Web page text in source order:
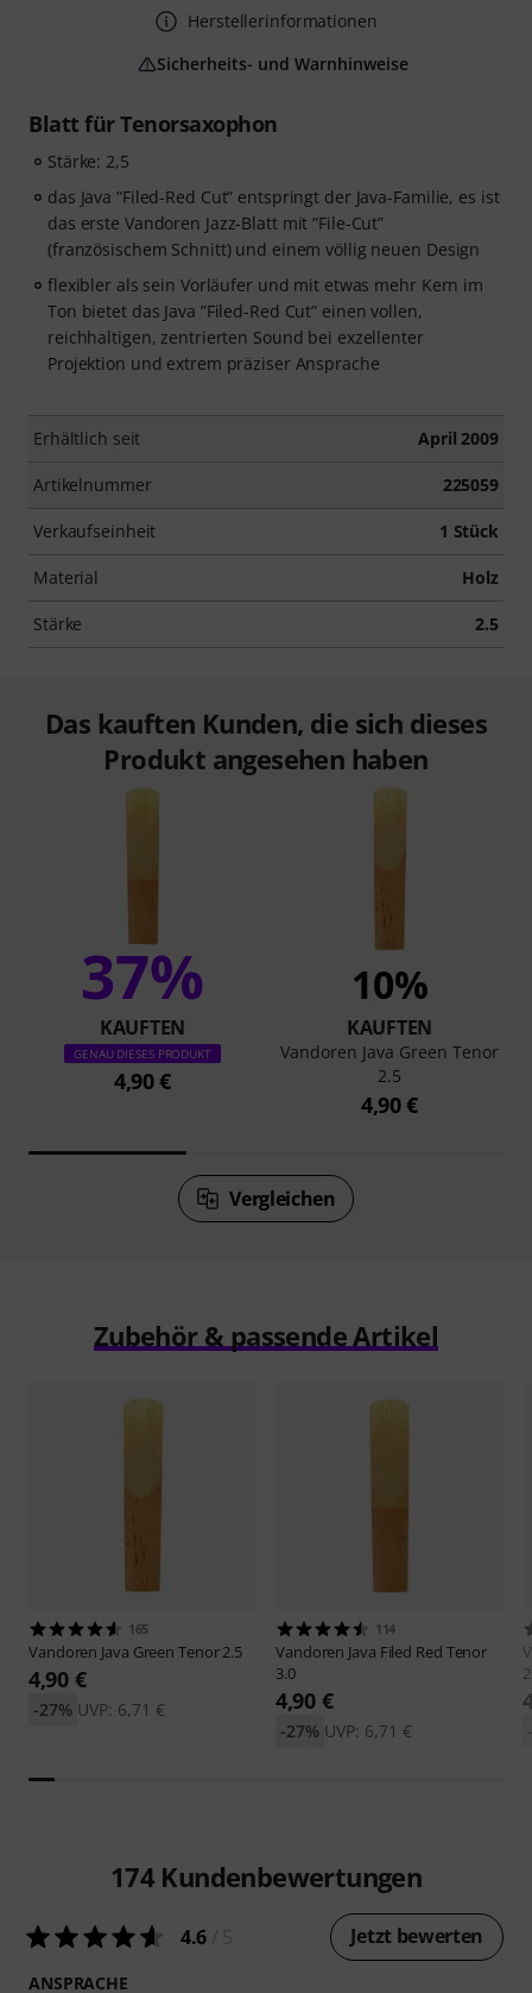
Blatt für Tenorsaxophon
Stärke: 2,5
das Java ”Filed-Red Cut” entspringt der Java-Familie, es ist
das erste Vandoren Jazz-Blatt mit ”File-Cut”
(französischem Schnitt) und einem völlig neuen Design
flexibler als sein Vorläufer und mit etwas mehr Kern im
Ton bietet das Java ”Filed-Red Cut” einen vollen,
reichhaltigen, zentrierten Sound bei exzellenter
Projektion und extrem präziser Ansprache
Erhältlich seit April 2009
Artikelnummer 225059
Verkaufseinheit 1 Stück
Material Holz
Stärke 2.5
Herstellerinformationen
Sicherheits- und Warnhinweise
Das kauften Kunden, die sich dieses
Produkt angesehen haben
37%
KAUFTEN
GENAU DIESES PRODUKT
4,90 €
10%
KAUFTEN
Vandoren Java Green Tenor
2.5
4,90 €
Vergleichen
Zubehör & passende Artikel
165
Vandoren Java Green Tenor 2.5
4,90 €
UVP: 6,71 €
-27%
114
Vandoren Java Filed Red Tenor
3.0
4,90 €
UVP: 6,71 €
-27%
174 Kundenbewertungen
4.6 Jetzt bewerten
ANSPRACHE